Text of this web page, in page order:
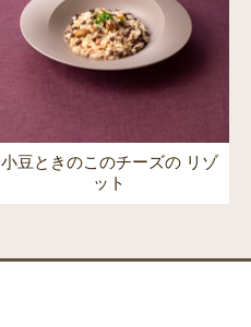
小豆ときのこのチーズの リゾ
ット